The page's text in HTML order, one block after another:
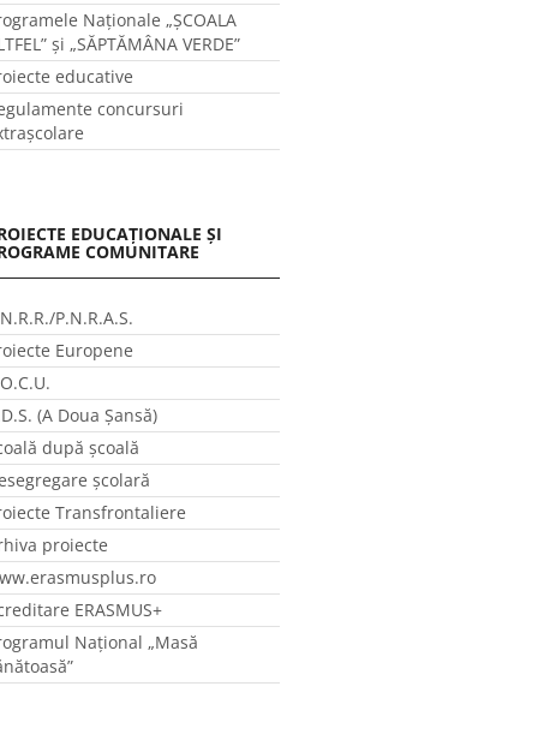
Naţionale „ŞCOALA
și „SĂPTĂMÂNA VERDE”
educative
concursuri
EDUCAȚIONALE ȘI
COMUNITARE
P.N.R.A.S.
Europene
(A Doua Șansă)
după școală
școlară
Transfrontaliere
proiecte
ERASMUS+
Național „Masă